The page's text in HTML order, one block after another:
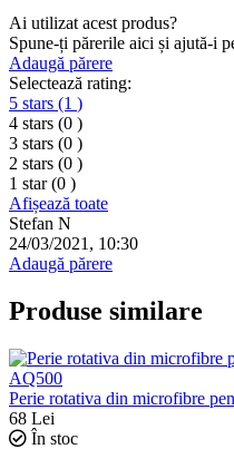
Ai utilizat acest produs?
Spune-ți părerile aici și ajută-i
Adaugă părere
Selectează rating:
5 stars (1 )
4 stars (0 )
3 stars (0 )
2 stars (0 )
1 star (0 )
Afișează toate
Stefan N
24/03/2021, 10:30
Adaugă părere
Produse similare
Perie rotativa din microfibre
68 Lei
În stoc